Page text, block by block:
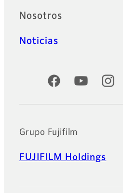
Nosotros
Noticias
Cuentas oficiales de
Grupo Fujifilm
FUJIFILM Holdings